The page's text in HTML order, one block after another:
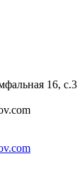
16, с.3